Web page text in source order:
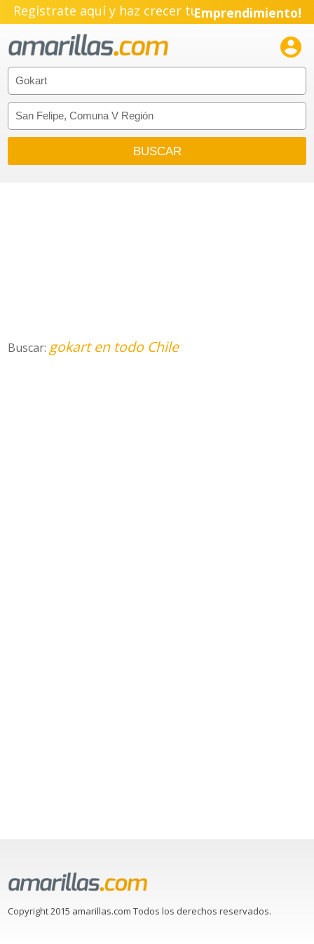
Regístrate aquí y haz crecer tuEmprendimiento!

Buscar: gokart en todo Chile
Copyright 2015 amarillas.com Todos los derechos reservados.